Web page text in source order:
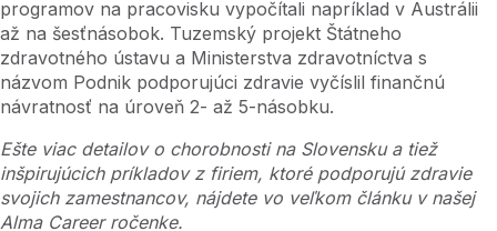
programov na pracovisku vypočítali napríklad v Austrálii
až na šesťnásobok. Tuzemský projekt Štátneho
zdravotného ústavu a Ministerstva zdravotníctva s
názvom Podnik podporujúci zdravie vyčíslil finančnú
návratnosť na úroveň 2- až 5-násobku.
Ešte viac detailov o chorobnosti na Slovensku a tiež
inšpirujúcich príkladov z firiem, ktoré podporujú zdravie
svojich zamestnancov, nájdete vo veľkom článku v našej
Alma Career ročenke.